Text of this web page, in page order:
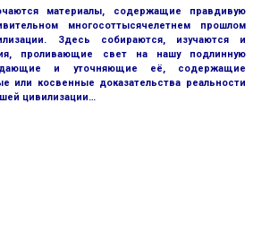
материалы, содержащие правдивую
многосоттысячелетнем прошлом
Здесь собираются, изучаются и
проливающие свет на нашу подлинную
и уточняющие её, содержащие
или косвенные доказательства реальности
цивилизации…